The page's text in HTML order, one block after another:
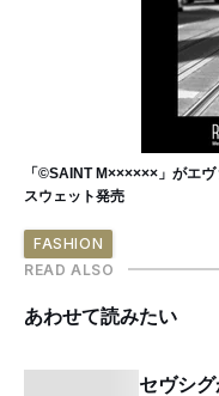
「©SAINT M××××××」がエ
スウェット発売
FASHION
READ ALSO
あわせて読みたい
セヴシ